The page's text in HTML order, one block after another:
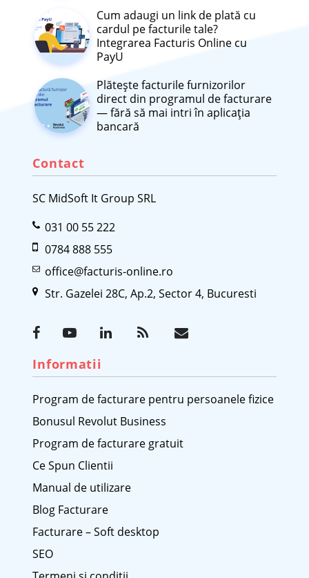
Cum adaugi un link de plată cu
cardul pe facturile tale?
Integrarea Facturis Online cu
PayU
Plătește facturile furnizorilor
direct din programul de facturare
— fără să mai intri în aplicația
bancară
Contact
SC MidSoft It Group SRL
031 00 55 222
0784 888 555
office@facturis-online.ro
Str. Gazelei 28C, Ap.2, Sector 4, Bucuresti
Informatii
Program de facturare pentru persoanele fizice
Bonusul Revolut Business
Program de facturare gratuit
Ce Spun Clientii
Manual de utilizare
Blog Facturare
Facturare – Soft desktop
SEO